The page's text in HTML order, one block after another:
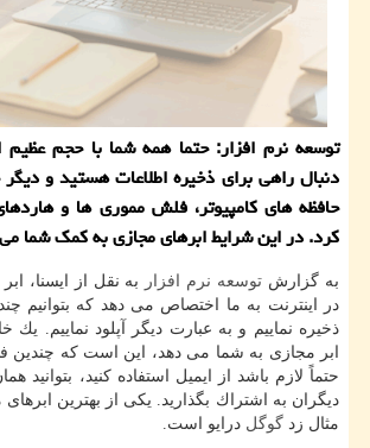
توسعه نرم افزار: حتما همه شما با حجم عظیم
دنبال راهی برای ذخیره اطلاعات هستید و
حافظه های كامپیوتر، فلش مموری ها و
كرد. در این شرایط ابرهای مجازی به كمك شما
به گزارش توسعه نرم افزار
به نقل از ایسنا،
در اینترنت به ما اختصاص می دهد كه بتوانیم
ذخیره نماییم و به عبارت دیگر آپلود نماییم.
ابر مجازی به شما می دهد، این است كه چندین
حتماً لازم باشد از ایمیل استفاده كنید، بتوانید
دیگران به اشتراك بگذارید. یكی از بهترین
مثال زد گوگل درایو است.